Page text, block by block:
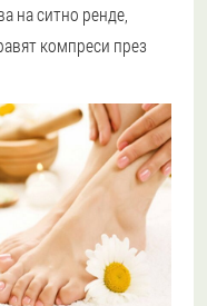
на ситно ренде,
компреси през